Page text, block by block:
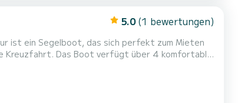
5.0 (1 bewertungen)
ist ein Segelboot, das sich perfekt zum Mieten
4 komfortable
ist es Ihr bester Verbündeter für einen